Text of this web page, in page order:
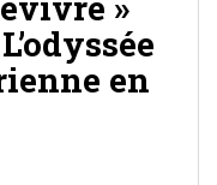
en